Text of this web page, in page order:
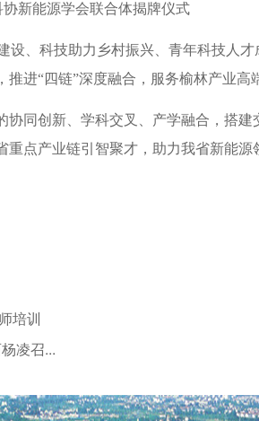
协新能源学会联合体揭牌仪式
设、科技助力乡村振兴、青年科技人
进“四链”深度融合，服务榆林产业高
同创新、学科交叉、产学融合，搭
点产业链引智聚才，助力我省新能
培训
凌召...